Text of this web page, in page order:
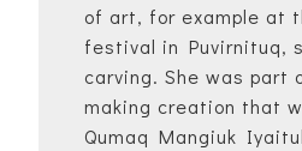
of art, for example at
festival in Puvirnituq,
carving. She was part
making creation that
Qumaq Mangiuk